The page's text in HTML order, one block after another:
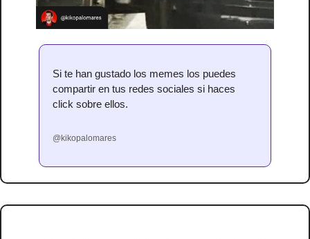
Si te han gustado los memes los puedes
compartir en tus redes sociales si haces
click sobre ellos.
@kikopalomares